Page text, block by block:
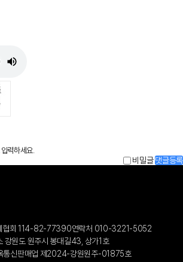
력하세요.
비밀글 댓글등록
협회 114-82-77390연락처 010-3221-5052
강원도 원주시 봉대길43, 상가1호
통신판매업 제2024-강원원주-01875호